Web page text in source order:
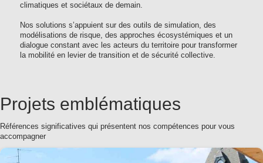
climatiques et sociétaux de demain.
Nos solutions s’appuient sur des outils de simulation, des
modélisations de risque, des approches écosystémiques et un
dialogue constant avec les acteurs du territoire pour transformer
la mobilité en levier de transition et de sécurité collective.
Projets emblématiques
Références significatives qui présentent nos compétences pour vous
accompagner